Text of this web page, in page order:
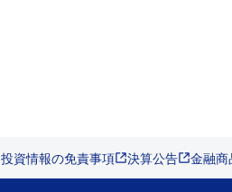
投資情報の免責事項 決算公告 金融